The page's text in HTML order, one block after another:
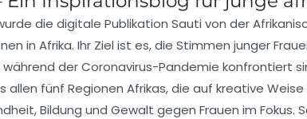
die digitale Publikation Sauti von der
in Afrika. Ihr Ziel ist es, die Stimmen junger
derCoronavirus-Pandemie konfrontiert
allen fünf Regionen Afrikas, die auf kreative
,Bildung und Gewalt gegen Frauen im Fokus.